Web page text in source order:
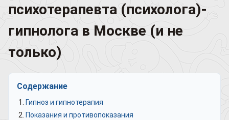
психотерапевта (психолога)-
гипнолога в Москве (и не
только)
Содержание
Гипноз и гипнотерапия
Показания и противопоказания